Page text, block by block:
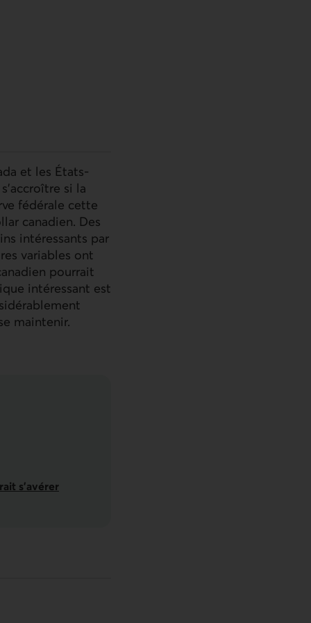
et les États-
si la
fédérale cette
canadien. Des
intéressants par
variables ont
pourrait
intéressant est
maintenir.
juillet 2022
s’avérer